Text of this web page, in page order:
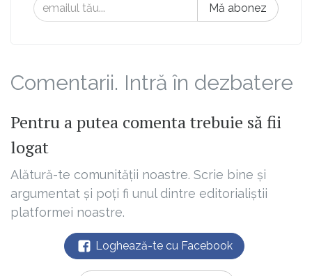
Mă abonez
Comentarii. Intră în dezbatere
Pentru a putea comenta trebuie să fii
logat
Alătură-te comunității noastre. Scrie bine și
argumentat și poți fi unul dintre editorialiștii
platformei noastre.
Loghează-te cu Facebook